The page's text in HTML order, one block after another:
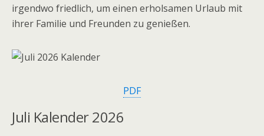
irgendwo friedlich, um einen erholsamen Urlaub mit
ihrer Familie und Freunden zu genießen.
PDF
Juli Kalender 2026